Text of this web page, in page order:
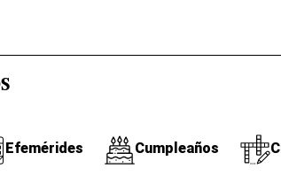
Efemérides Cumpleaños